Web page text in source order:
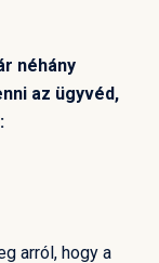
néhány
az ügyvéd,
arról, hogy a